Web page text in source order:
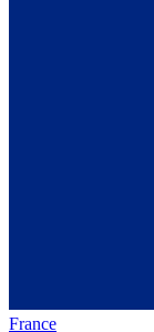
France